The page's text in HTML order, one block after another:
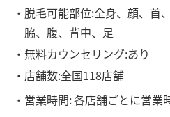
・脱毛可能部位:全身、顔、首
脇、腹、背中、足
・無料カウンセリング:あり
・店舗数:全国118店舗
・営業時間:各店舗ごとに営業